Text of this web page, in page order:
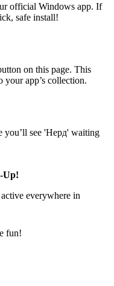
official Windows app. If
safe install!
on this page. This
app’s collection.
you’ll see 'Нерд' waiting
Up!
everywhere in
fun!